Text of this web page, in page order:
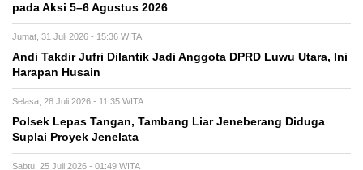
pada Aksi 5–6 Agustus 2026
Jumat, 31 Juli 2026 - 15:36 WITA
Andi Takdir Jufri Dilantik Jadi Anggota DPRD Luwu Utara, Ini
Harapan Husain
Selasa, 28 Juli 2026 - 11:35 WITA
Polsek Lepas Tangan, Tambang Liar Jeneberang Diduga
Suplai Proyek Jenelata
Sabtu, 25 Juli 2026 - 01:49 WITA